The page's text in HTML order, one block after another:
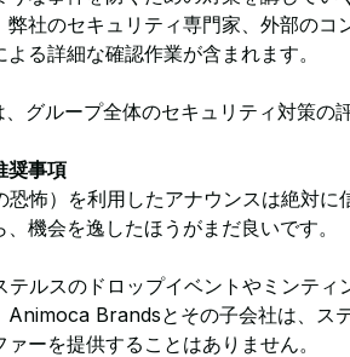
弊社のセキュリティ専門家、外部の
る詳細な確認作業が含まれます。
グループ全体のセキュリティ対策の
奨事項
恐怖）を利用したアナウンスは絶対に
機会を逸したほうがまだ良いです。
テルスのドロップイベントやミンティ
Animoca Brandsとその子会社は、ス
ーを提供することはありません。